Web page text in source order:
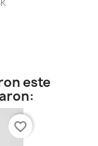
este
favorite_border